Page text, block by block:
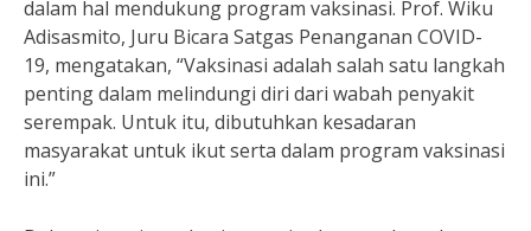
dalam hal mendukung program vaksinasi. Prof. Wiku
Adisasmito, Juru Bicara Satgas Penanganan COVID-
19, mengatakan, “Vaksinasi adalah salah satu langkah
penting dalam melindungi diri dari wabah penyakit
serempak. Untuk itu, dibutuhkan kesadaran
masyarakat untuk ikut serta dalam program vaksinasi
ini.”